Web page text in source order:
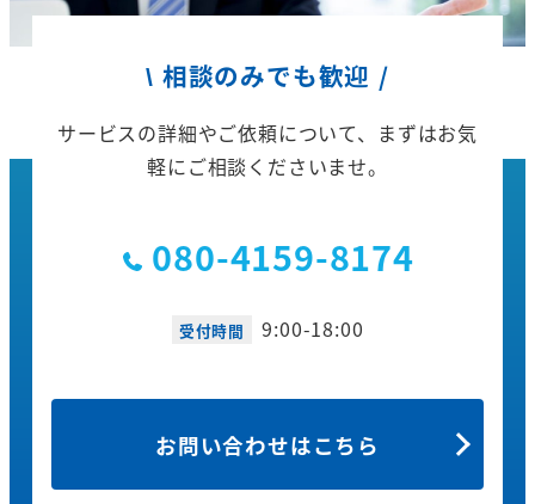
\ 相談のみでも歓迎 /
サービスの詳細やご依頼について、
まずはお気
軽にご相談くださいませ。
080-4159-8174
受付時間 9:00-18:00
お問い合わせはこちら